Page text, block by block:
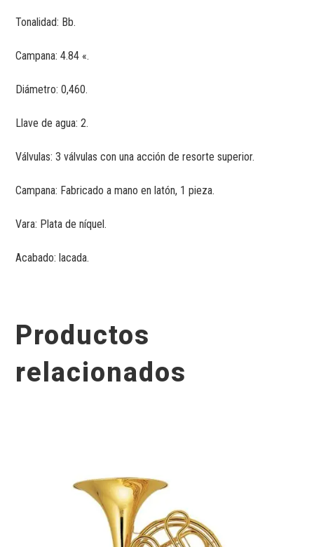
Tonalidad: Bb.
Campana: 4.84 «.
Diámetro: 0,460.
Llave de agua: 2.
Válvulas: 3 válvulas con una acción de resorte superior.
Campana: Fabricado a mano en latón, 1 pieza.
Vara: Plata de níquel.
Acabado: lacada.
Productos
relacionados